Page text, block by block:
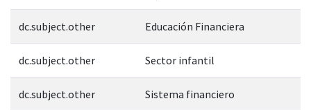
dc.subject.other Educación Financiera
dc.subject.other Sector infantil
dc.subject.other Sistema financiero